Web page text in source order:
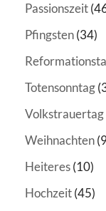
Passionszeit
Pfingsten(34)
Totensonntag
Volkstrauertag
Weihnachten
Heiteres(10)
Hochzeit(45)